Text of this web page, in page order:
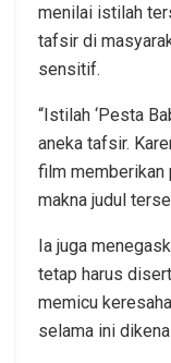
menilai istilah
tafsir di
sensitif.
“Istilah ‘Pesta
aneka tafsir.
film memberikan
makna judul
Ia juga
tetap harus
memicu
selama ini